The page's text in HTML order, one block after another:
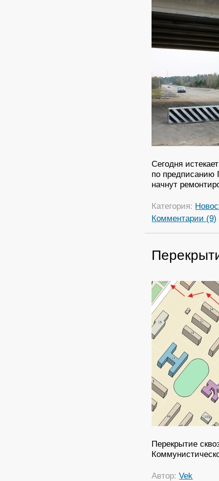
Сегодня
по предписанию
начнут
Категория:
Комментарии (9)
Перекрытие
Автор:Vek